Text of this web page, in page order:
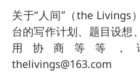
关于“人间”（the Livings
台的写作计划、题目设想
用协商等等，
thelivings@163.com